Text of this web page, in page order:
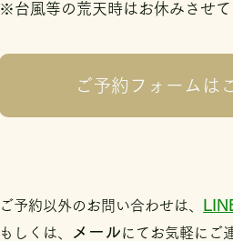
※台風等の荒天時はお休みさせて
ご予約フォームは
ご予約以外のお問い合わせは、
もしくは、 メールにてお気軽にご